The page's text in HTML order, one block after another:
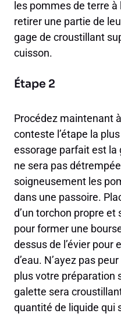
les pommes de terre à
retirer une partie de
gage de croustillant
cuisson.
Étape 2
Procédez maintenant
conteste l’étape la
essorage parfait est la
ne sera pas
soigneusement les
dans une passoire.
d’un torchon propre
pour former une
dessus de l’évier pour
d’eau. N’ayez pas
plus votre préparation
galette sera
quantité de liquide qui